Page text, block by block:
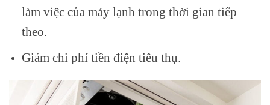
làm việc của máy lạnh trong thời gian tiếp
theo.
Giảm chi phí tiền điện tiêu thụ.